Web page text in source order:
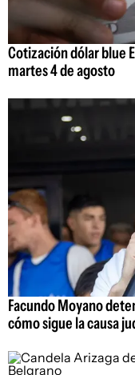
Cotización dólar blue
martes 4 de agosto
Facundo Moyano
cómo sigue la causa